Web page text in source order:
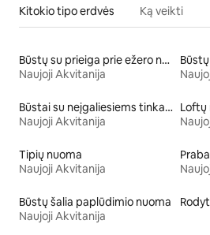
Kitokio tipo erdvės Ką veikti
Būstų su prieiga prie ežero nuoma
Naujoji Akvitanija
Būstai su neįgaliesiems tinkamo aukščio tualetu
Naujoji Akvitanija
Loftų
Tipių nuoma
Naujoji Akvitanija
Būstų šalia paplūdimio nuoma
Naujoji Akvitanija